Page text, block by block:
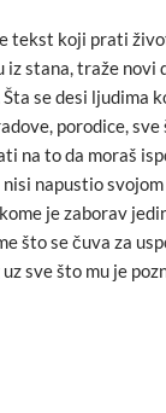
tekst koji prati
iz stana, traže novi
Šta se desi ljudima
porodice,
na to da moraš
napustio
je zaborav
što se čuva za
sve što mu je